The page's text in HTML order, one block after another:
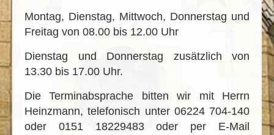
Montag, Dienstag, Mittwoch, Donnerstag und
Freitag von 08.00 bis 12.00 Uhr
Dienstag und Donnerstag zusätzlich von
13.30 bis 17.00 Uhr.
Die Terminabsprache bitten wir mit Herrn
Heinzmann, telefonisch unter 06224 704-140
oder 0151 18229483 oder per E-Mail